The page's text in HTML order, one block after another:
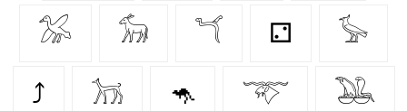
𓅮 𓃘 𓆔 ⚁ 𓅚
⤴ 𓃡 🦘 𓄅 𓅒